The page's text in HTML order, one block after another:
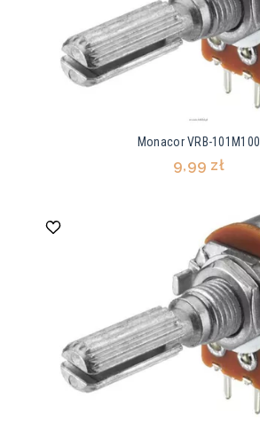
Monacor VRB-101M100
9,99 zł